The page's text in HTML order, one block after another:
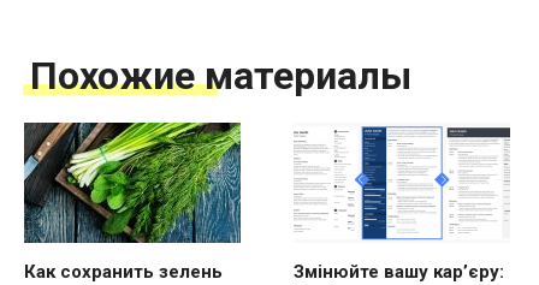
Похожие материалы
Как сохранить зелень
Змінюйте вашу кар’єру: